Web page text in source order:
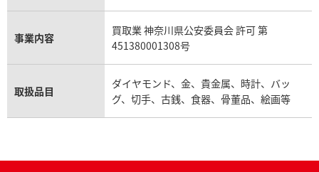
事業内容
買取業 神奈川県公安委員会 許可 第
451380001308号
取扱品目
ダイヤモンド、金、貴金属、時計、バッ
グ、切手、古銭、食器、骨董品、絵画等